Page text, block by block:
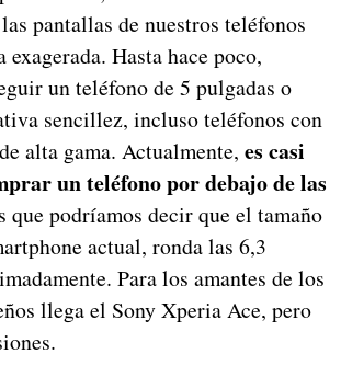
pantallas de nuestros teléfonos
exagerada. Hasta hace poco,
un teléfono de 5 pulgadas o
sencillez, incluso teléfonos con
alta gama. Actualmente, es casi
un teléfono por debajo de las
que podríamos decir que el tamaño
actual, ronda las 6,3
Para los amantes de los
llega el Sony Xperia Ace, pero